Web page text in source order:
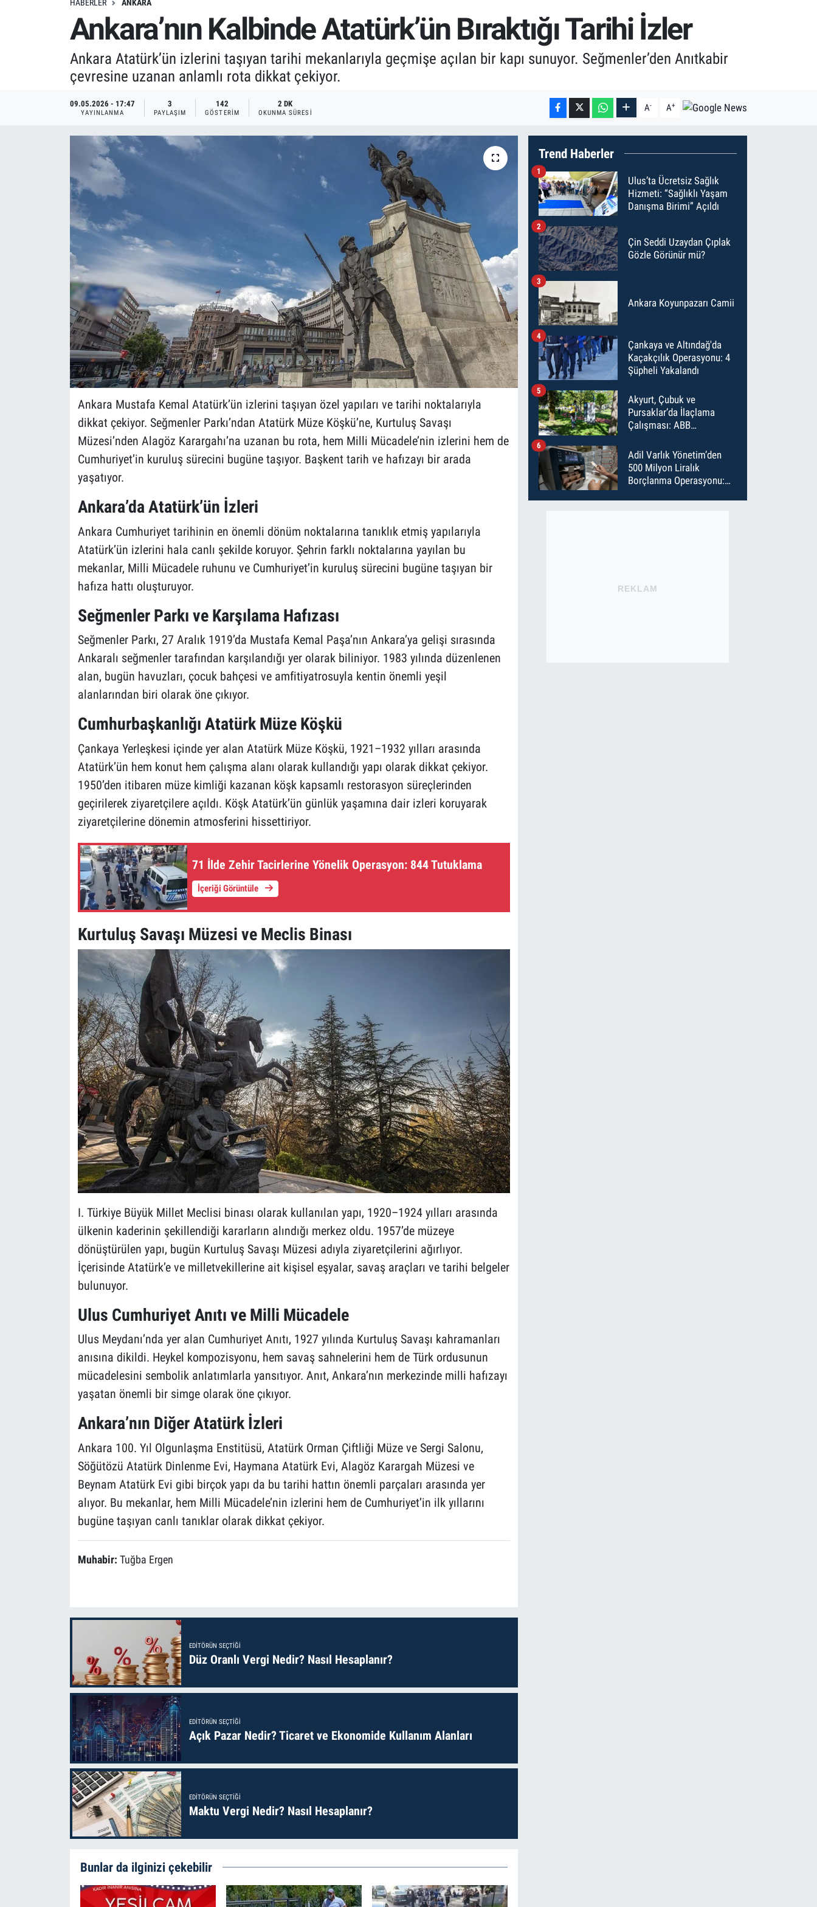
HABERLER ANKARA
Ankara’nın Kalbinde Atatürk’ün Bıraktığı Tarihi İzler
Ankara Atatürk’ün izlerini taşıyan tarihi mekanlarıyla geçmişe açılan bir kapı sunuyor. Seğmenler’den Anıtkabir
çevresine uzanan anlamlı rota dikkat çekiyor.
09.05.2026 - 17:47
YAYINLANMA
3
PAYLAŞIM
142
GÖSTERIM
2 DK
OKUNMA SÜRESI A- A+
Ankara Mustafa Kemal Atatürk’ün izlerini taşıyan özel yapıları ve tarihi noktalarıyla
dikkat çekiyor. Seğmenler Parkı’ndan Atatürk Müze Köşkü’ne, Kurtuluş Savaşı
Müzesi’nden Alagöz Karargahı’na uzanan bu rota, hem Milli Mücadele’nin izlerini hem de
Cumhuriyet’in kuruluş sürecini bugüne taşıyor. Başkent tarih ve hafızayı bir arada
yaşatıyor.
Ankara’da Atatürk’ün İzleri
Ankara Cumhuriyet tarihinin en önemli dönüm noktalarına tanıklık etmiş yapılarıyla
Atatürk’ün izlerini hala canlı şekilde koruyor. Şehrin farklı noktalarına yayılan bu
mekanlar, Milli Mücadele ruhunu ve Cumhuriyet’in kuruluş sürecini bugüne taşıyan bir
hafıza hattı oluşturuyor.
Seğmenler Parkı ve Karşılama Hafızası
Seğmenler Parkı, 27 Aralık 1919’da Mustafa Kemal Paşa’nın Ankara’ya gelişi sırasında
Ankaralı seğmenler tarafından karşılandığı yer olarak biliniyor. 1983 yılında düzenlenen
alan, bugün havuzları, çocuk bahçesi ve amfitiyatrosuyla kentin önemli yeşil
alanlarından biri olarak öne çıkıyor.
Cumhurbaşkanlığı Atatürk Müze Köşkü
Çankaya Yerleşkesi içinde yer alan Atatürk Müze Köşkü, 1921–1932 yılları arasında
Atatürk’ün hem konut hem çalışma alanı olarak kullandığı yapı olarak dikkat çekiyor.
1950’den itibaren müze kimliği kazanan köşk kapsamlı restorasyon süreçlerinden
geçirilerek ziyaretçilere açıldı. Köşk Atatürk’ün günlük yaşamına dair izleri koruyarak
ziyaretçilerine dönemin atmosferini hissettiriyor.
71 İlde Zehir Tacirlerine Yönelik Operasyon: 844 Tutuklama
İçeriği Görüntüle
Kurtuluş Savaşı Müzesi ve Meclis Binası
I. Türkiye Büyük Millet Meclisi binası olarak kullanılan yapı, 1920–1924 yılları arasında
ülkenin kaderinin şekillendiği kararların alındığı merkez oldu. 1957’de müzeye
dönüştürülen yapı, bugün Kurtuluş Savaşı Müzesi adıyla ziyaretçilerini ağırlıyor.
İçerisinde Atatürk’e ve milletvekillerine ait kişisel eşyalar, savaş araçları ve tarihi belgeler
bulunuyor.
Ulus Cumhuriyet Anıtı ve Milli Mücadele
Ulus Meydanı’nda yer alan Cumhuriyet Anıtı, 1927 yılında Kurtuluş Savaşı kahramanları
anısına dikildi. Heykel kompozisyonu, hem savaş sahnelerini hem de Türk ordusunun
mücadelesini sembolik anlatımlarla yansıtıyor. Anıt, Ankara’nın merkezinde milli hafızayı
yaşatan önemli bir simge olarak öne çıkıyor.
Ankara’nın Diğer Atatürk İzleri
Ankara 100. Yıl Olgunlaşma Enstitüsü, Atatürk Orman Çiftliği Müze ve Sergi Salonu,
Söğütözü Atatürk Dinlenme Evi, Haymana Atatürk Evi, Alagöz Karargah Müzesi ve
Beynam Atatürk Evi gibi birçok yapı da bu tarihi hattın önemli parçaları arasında yer
alıyor. Bu mekanlar, hem Milli Mücadele’nin izlerini hem de Cumhuriyet’in ilk yıllarını
bugüne taşıyan canlı tanıklar olarak dikkat çekiyor.
Muhabir: Tuğba Ergen
EDITÖRÜN SEÇTIĞI
Düz Oranlı Vergi Nedir? Nasıl Hesaplanır?
EDITÖRÜN SEÇTIĞI
Açık Pazar Nedir? Ticaret ve Ekonomide Kullanım Alanları
EDITÖRÜN SEÇTIĞI
Maktu Vergi Nedir? Nasıl Hesaplanır?
Bunlar da ilginizi çekebilir
Trend Haberler
Ulus’ta Ücretsiz Sağlık
Hizmeti: “Sağlıklı Yaşam
Danışma Birimi” Açıldı
1
Çin Seddi Uzaydan Çıplak
Gözle Görünür mü?
2
Ankara Koyunpazarı Camii
3
Çankaya ve Altındağ'da
Kaçakçılık Operasyonu: 4
Şüpheli Yakalandı
4
Akyurt, Çubuk ve
Pursaklar’da İlaçlama
Çalışması: ABB
İlaçladı
5
Adil Varlık Yönetim’den
500 Milyon Liralık
Borçlanma Operasyonu:
6
REKLAM